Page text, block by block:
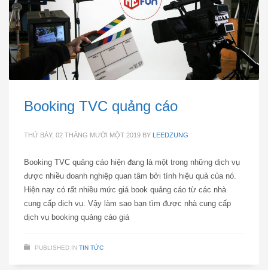
Booking TVC quảng cáo
THỨ BẢY, 02 THÁNG MƯỜI MỘT 2019 BY LEEDZUNG
Booking TVC quảng cáo hiện đang là một trong những dịch vụ
được nhiều doanh nghiệp quan tâm bởi tính hiệu quả của nó.
Hiện nay có rất nhiều mức giá book quảng cáo từ các nhà
cung cấp dịch vụ. Vậy làm sao bạn tìm được nhà cung cấp
dịch vụ booking quảng cáo giá
PUBLISHED IN TIN TỨC